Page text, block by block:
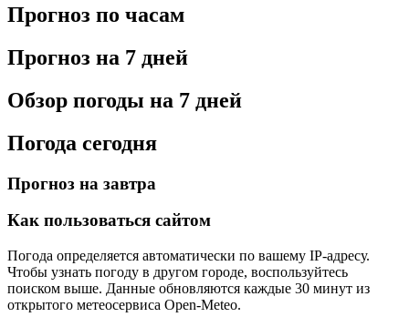
Прогноз по часам
Прогноз на 7 дней
Обзор погоды на 7 дней
Погода сегодня
Прогноз на завтра
Как пользоваться сайтом
Погода определяется автоматически по вашему IP-адресу.
Чтобы узнать погоду в другом городе, воспользуйтесь
поиском выше. Данные обновляются каждые 30 минут из
открытого метеосервиса Open-Meteo.